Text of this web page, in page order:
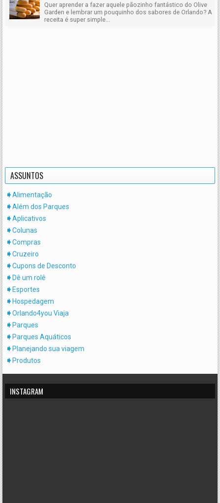
Quer aprender a fazer aquele pãozinho fantástico do Olive
Garden e lembrar um pouquinho dos sabores de Orlando? A
receita é super simple...
ASSUNTOS
Alimentação
Além dos Parques
Aplicativos
Colunas
Compras
Cruzeiro
Cupons de Desconto
Dê um rolê
Esportes
Hospedagem
Orlando4you Viaja
Parques
Parques Aquáticos
Planejando sua viagem
Produtos
INSTAGRAM